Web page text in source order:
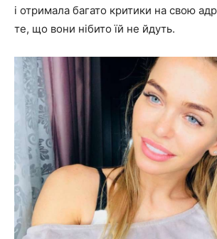
і отримала багато критики на свою
те, що вони нібито їй не йдуть.